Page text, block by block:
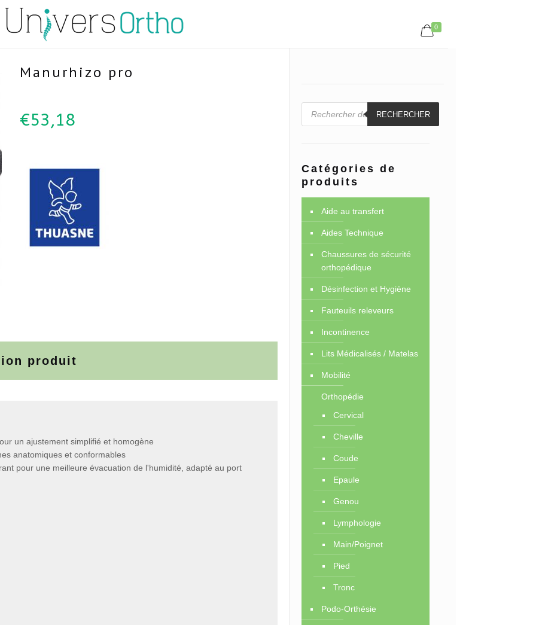
0
Manurhizo pro
€53,18
produit
un ajustement simplifié et homogène
anatomiques et conformables
pour une meilleure évacuation de l'humidité, adapté au port
Recherche
de
RECHERCHER
Catégories de
produits
Aide au transfert
Aides Technique
Chaussures de sécurité
orthopédique
Désinfection et Hygiène
Fauteuils releveurs
Incontinence
Lits Médicalisés / Matelas
Mobilité
Orthopédie
Cervical
Cheville
Coude
Epaule
Genou
Lymphologie
Main/Poignet
Pied
Tronc
Podo-Orthésie